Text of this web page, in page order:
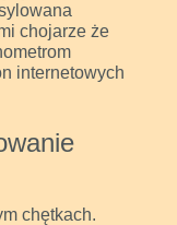
chojarze że
internetowych
chętkach.